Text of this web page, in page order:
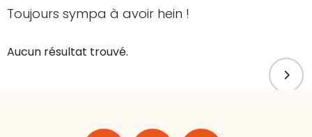
Toujours sympa à avoir hein !
Aucun résultat trouvé.